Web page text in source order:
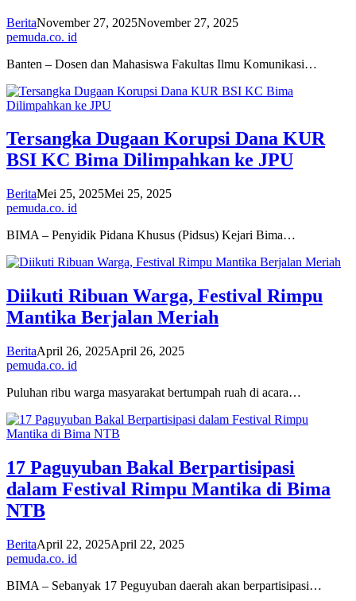
BeritaNovember 27, 2025November 27, 2025
pemuda.co. id
Banten – Dosen dan Mahasiswa Fakultas Ilmu Komunikasi…
Tersangka Dugaan Korupsi Dana KUR
BSI KC Bima Dilimpahkan ke JPU
BeritaMei 25, 2025Mei 25, 2025
pemuda.co. id
BIMA – Penyidik Pidana Khusus (Pidsus) Kejari Bima…
Diikuti Ribuan Warga, Festival Rimpu
Mantika Berjalan Meriah
BeritaApril 26, 2025April 26, 2025
pemuda.co. id
Puluhan ribu warga masyarakat bertumpah ruah di acara…
17 Paguyuban Bakal Berpartisipasi
dalam Festival Rimpu Mantika di Bima
NTB
BeritaApril 22, 2025April 22, 2025
pemuda.co. id
BIMA – Sebanyak 17 Peguyuban daerah akan berpartisipasi…